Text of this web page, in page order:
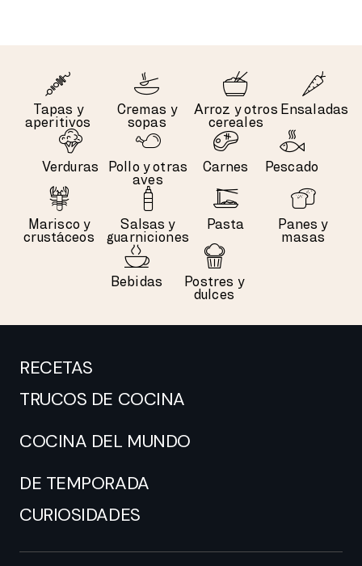
Tapas y
aperitivos
Cremas y
sopas
Arroz y otros
cereales
Ensaladas
Verduras
Pollo y otras
aves
Carnes Pescado
Marisco y
crustáceos
Salsas y
guarniciones
Pasta
Panes y
masas
Bebidas
Postres y
dulces
RECETAS
TRUCOS DE COCINA
COCINA DEL MUNDO
DE TEMPORADA
CURIOSIDADES